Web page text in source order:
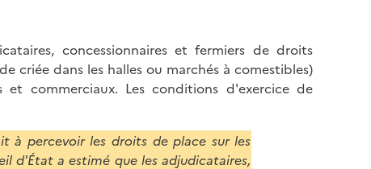
concessionnaires et fermiers de droits
criée dans les halles ou marchés à comestibles)
commerciaux. Les conditions d'exercice de
à percevoir les droits de place sur les
d'État a estimé que les adjudicataires,